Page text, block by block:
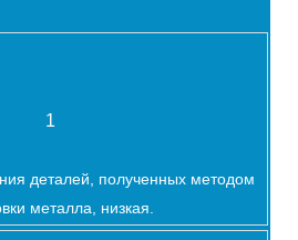
1
деталей, полученных методом
металла, низкая.